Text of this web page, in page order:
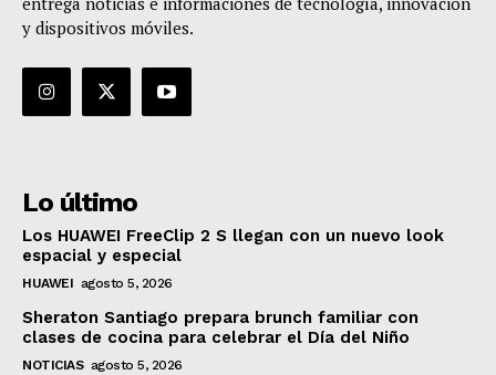
y dispositivos móviles.
Lo último
Los HUAWEI FreeClip 2 S llegan con un nuevo look
espacial y especial
HUAWEI agosto 5, 2026
Sheraton Santiago prepara brunch familiar con
clases de cocina para celebrar el Día del Niño
NOTICIAS agosto 5, 2026